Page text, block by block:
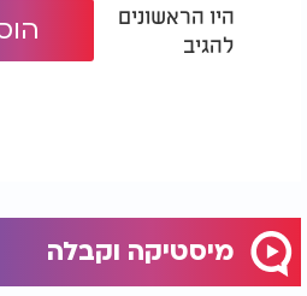
היו הראשונים
להגיב
מיסטיקה וקבלה